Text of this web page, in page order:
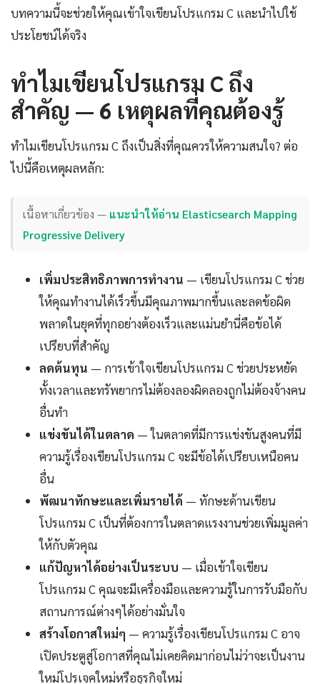
บทความนี้จะช่วยให้คุณเข้าใจเขียนโปรแกรม C และนำไปใช้
ประโยชน์ได้จริง
ทำไมเขียนโปรแกรม C ถึง
สำคัญ — 6 เหตุผลที่คุณต้องรู้
ทำไมเขียนโปรแกรม C ถึงเป็นสิ่งที่คุณควรให้ความสนใจ? ต่อ
ไปนี้คือเหตุผลหลัก:
เนื้อหาเกี่ยวข้อง — แนะนำให้อ่าน Elasticsearch Mapping
Progressive Delivery
เพิ่มประสิทธิภาพการทำงาน — เขียนโปรแกรม C ช่วย
ให้คุณทำงานได้เร็วขึ้นมีคุณภาพมากขึ้นและลดข้อผิด
พลาดในยุคที่ทุกอย่างต้องเร็วและแม่นยำนี่คือข้อได้
เปรียบที่สำคัญ
ลดต้นทุน — การเข้าใจเขียนโปรแกรม C ช่วยประหยัด
ทั้งเวลาและทรัพยากรไม่ต้องลองผิดลองถูกไม่ต้องจ้างคน
อื่นทำ
แข่งขันได้ในตลาด — ในตลาดที่มีการแข่งขันสูงคนที่มี
ความรู้เรื่องเขียนโปรแกรม C จะมีข้อได้เปรียบเหนือคน
อื่น
พัฒนาทักษะและเพิ่มรายได้ — ทักษะด้านเขียน
โปรแกรม C เป็นที่ต้องการในตลาดแรงงานช่วยเพิ่มมูลค่า
ให้กับตัวคุณ
แก้ปัญหาได้อย่างเป็นระบบ — เมื่อเข้าใจเขียน
โปรแกรม C คุณจะมีเครื่องมือและความรู้ในการรับมือกับ
สถานการณ์ต่างๆได้อย่างมั่นใจ
สร้างโอกาสใหม่ๆ — ความรู้เรื่องเขียนโปรแกรม C อาจ
เปิดประตูสู่โอกาสที่คุณไม่เคยคิดมาก่อนไม่ว่าจะเป็นงาน
ใหม่โปรเจคใหม่หรือธุรกิจใหม่